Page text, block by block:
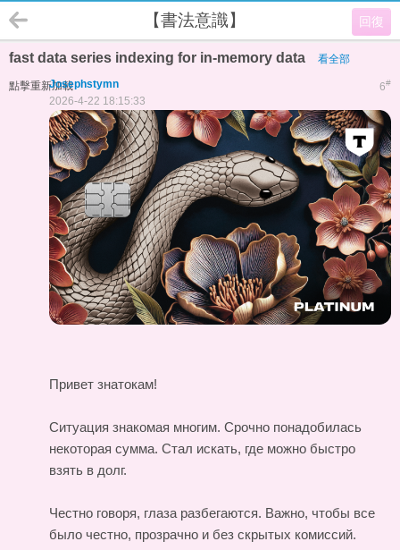
回復
【書法意識】
fast data series indexing for in-memory data 看全部
點擊重新加載 6#
Josephstymn
2026-4-22 18:15:33
Привет знатокам!
Ситуация знакомая многим. Срочно понадобилась
некоторая сумма. Стал искать, где можно быстро
взять в долг.
Честно говоря, глаза разбегаются. Важно, чтобы все
было честно, прозрачно и без скрытых комиссий.